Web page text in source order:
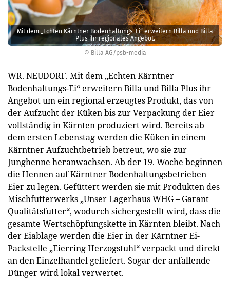
© Billa AG/psb-media
Mit dem „Echten Kärntner Bodenhaltungs-Ei“ erweitern Billa und Billa
Plus ihr regionales Angebot.
WR. NEUDORF. Mit dem „Echten Kärntner
Bodenhaltungs-Ei“ erweitern Billa und Billa Plus ihr
Angebot um ein regional erzeugtes Produkt, das von
der Aufzucht der Küken bis zur Verpackung der Eier
vollständig in Kärnten produziert wird. Bereits ab
dem ersten Lebenstag werden die Küken in einem
Kärntner Aufzuchtbetrieb betreut, wo sie zur
Junghenne heranwachsen. Ab der 19. Woche beginnen
die Hennen auf Kärntner Bodenhaltungsbetrieben
Eier zu legen. Gefüttert werden sie mit Produkten des
Mischfutterwerks „Unser Lagerhaus WHG – Garant
Qualitätsfutter“, wodurch sichergestellt wird, dass die
gesamte Wertschöpfungskette in Kärnten bleibt. Nach
der Eiablage werden die Eier in der Kärntner Ei-
Packstelle „Eierring Herzogstuhl“ verpackt und direkt
an den Einzelhandel geliefert. Sogar der anfallende
Dünger wird lokal verwertet.